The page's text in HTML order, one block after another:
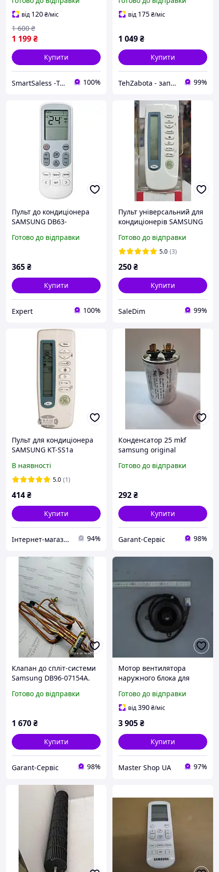
кондиціонера Самсунг
від 120₴/міс
1 199₴
1 600 ₴
Купити
SmartSaless -Територія розумних продажів. Інтернет магазин електроніки та товарів для відпочінку 100%
від 175₴/міс
1 049₴
Купити
TehZabota - запчастини та аксесуари до побутової техніки 99%
Пульт до кондиціонера
SAMSUNG DB63-
Готово до відправки
365₴
Купити
Expert 100%
Пульт універсальний для
кондиціонерів SAMSUNG
Готово до відправки
5.0 (3)
250₴
Купити
SaleDim 99%
Пульт для кондиціонера
SAMSUNG KT-SS1a
В наявності
5.0 (1)
414₴
Купити
Інтернет-магазин "З пультом по життю" 94%
Конденсатор 25 mkf
samsung original
Готово до відправки
292₴
Купити
Garant-Сервіс 98%
Клапан до спліт-системи
Samsung DB96-07154A.
Готово до відправки
1 670₴
Купити
Garant-Сервіс 98%
Мотор вентилятора
наружного блока для
DB31-00265J
Готово до відправки
від390₴/міс
3 905₴
Купити
Master Shop UA 97%